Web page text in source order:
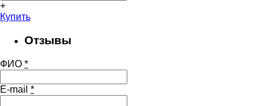
+
Купить
Отзывы
ФИО *
E-mail *